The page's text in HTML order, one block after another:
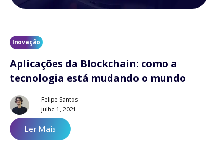
Inovação
Aplicações da Blockchain: como a
tecnologia está mudando o mundo
Felipe Santos
julho 1, 2021
Ler Mais